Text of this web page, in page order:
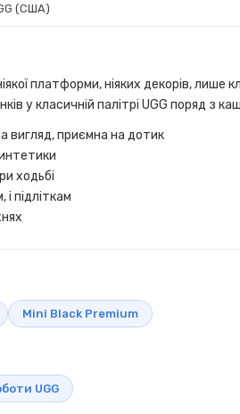
(США)
платформи, ніяких декорів, лише
у класичній палітрі UGG поряд з
вигляд, приємна на дотик
ходьбі
підліткам
Mini Black Premium
UGG